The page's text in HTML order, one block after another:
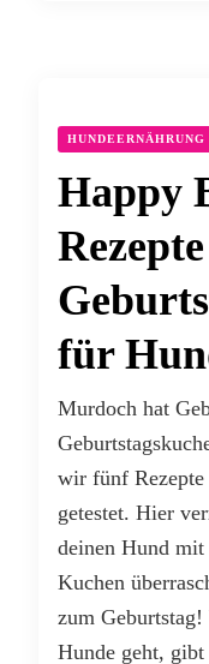
HUNDEERNÄHRUNG
Happy
für
Murdoch hat
wir fünf Rezepte
getestet. Hier
deinen Hund mit
Kuchen
zum
Hunde geht,